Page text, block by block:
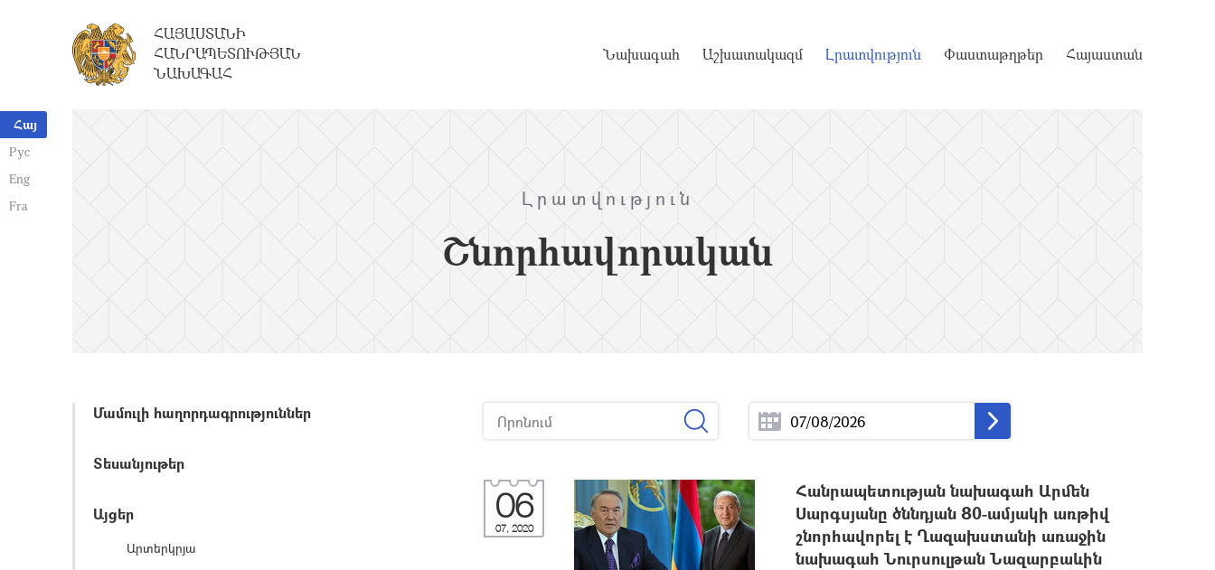
Հայ
Рус
Eng
Fra
ՀԱՅԱՍՏԱՆԻ
ՀԱՆՐԱՊԵՏՈՒԹՅԱՆ
ՆԱԽԱԳԱՀ
Նախագահ Աշխատակազմ Լրատվություն Փաստաթղթեր Հայաստան
Լրատվություն
Շնորհավորական
Մամուլի հաղորդագրություններ
Տեսանյութեր
Այցեր
Արտերկրյա
06
07, 2020
Հանրապետության նախագահ Արմեն
Սարգսյանը ծննդյան 80-ամյակի առթիվ
շնորհավորել է Ղազախստանի առաջին
նախագահ Նուրսուլթան Նազարբաևին